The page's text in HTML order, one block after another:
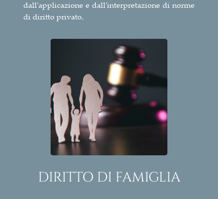
dall'applicazione e dall'interpretazione di norme
di diritto privato.
DIRITTO DI FAMIGLIA